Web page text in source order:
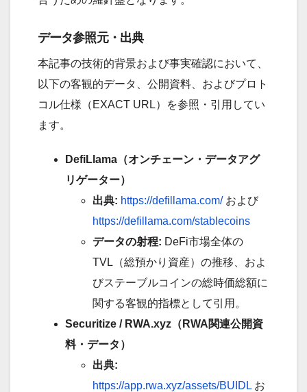
データ参照元・出典
本記事の技術的背景および事実確認において、
以下の客観的データ、公開資料、およびプロト
コル仕様（EXACT URL）を参照・引用してい
ます。
DefiLlama（オンチェーン・データアグ
リゲーター）
出典: https://defillama.com/および
https://defillama.com/stablecoins
データの射程: DeFi市場全体の
TVL（総預かり資産）の推移、およ
びステーブルコインの総時価総額に
関する客観的指標として引用。
Securitize / RWA.xyz（RWA関連公開資
料・データ）
出典:
https://app.rwa.xyz/assets/BUIDL お